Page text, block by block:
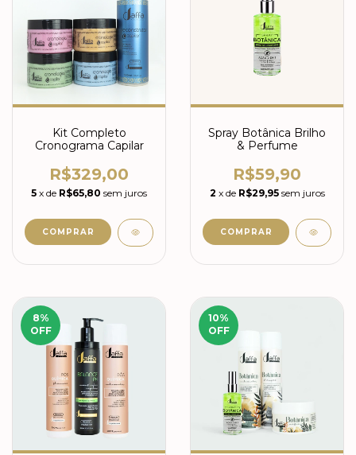
Kit Completo
Cronograma Capilar
R$329,00
5 x de R$65,80 sem juros
Spray Botânica Brilho
& Perfume
R$59,90
2 x de R$29,95 sem juros
8%
OFF
10%
OFF